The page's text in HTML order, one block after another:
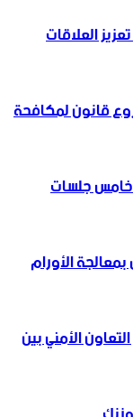
العلاقات
قانون لمكافحة
خامس جلسات
الأورام
‏الأمني ‏بين